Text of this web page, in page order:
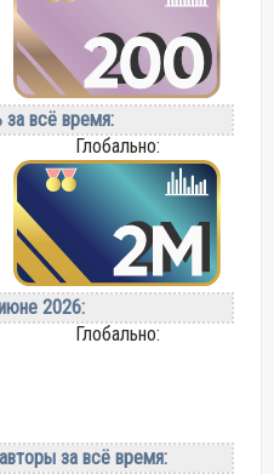
за всё время:
Глобально:
2026:
Глобально:
за всё время: